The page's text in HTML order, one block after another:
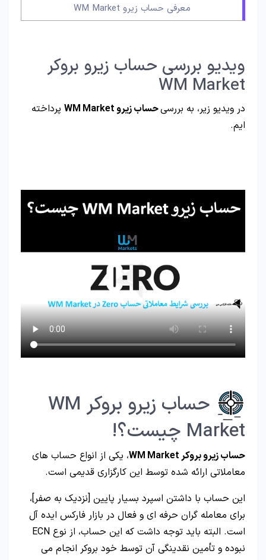
معرفی حساب زیرو WM Market
ویدیو بررسی حساب زیرو بروکر
WM Market
در ویدیو زیر، به بررسیحساب زیرو WM Market
پرداخته
ایم.
حساب زیرو بروکر WM
Market چیست؟!
حساب زیرو بروکر WM Market
، یکی از انواع حساب های
معاملاتی ارائه شده توسط این کارگزاری قدیمی است.
این حساب با داشتن اسپرد بسیار پایین [نزدیک به صفر]،
برای معامله گران حرفه ای و فعال در بازار فارکس ایده آل
است. البته باید توجه داشت که این حساب، از نوع ECN
نبوده و تأمین نقدینگی آن توسط خود بروکر انجام می